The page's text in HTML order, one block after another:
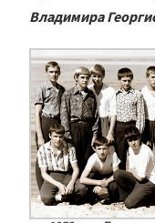
Владимира